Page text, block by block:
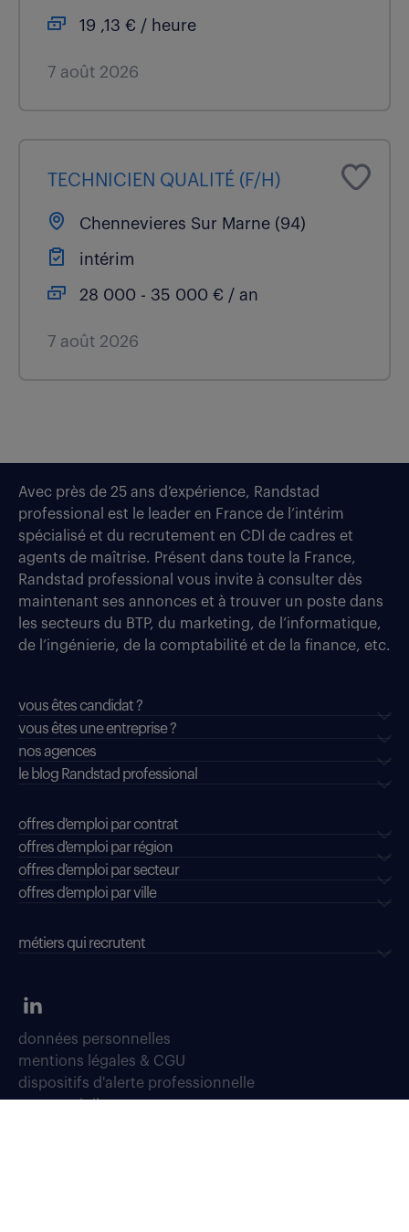
19 ,13 € / heure
7 août 2026
TECHNICIEN QUALITÉ (F/H)
Chennevieres Sur Marne (94)
intérim
28 000 - 35 000 € / an
7 août 2026
Avec près de 25 ans d’expérience, Randstad
professional est le leader en France de l’intérim
spécialisé et du recrutement en CDI de cadres et
agents de maîtrise. Présent dans toute la France,
Randstad professional vous invite à consulter dès
maintenant ses annonces et à trouver un poste dans
les secteurs du BTP, du marketing, de l’informatique,
de l’ingénierie, de la comptabilité et de la finance, etc.
vous êtes candidat ?
vous êtes une entreprise ?
nos agences
le blog Randstad professional
offres d'emploi par contrat
offres d'emploi par région
offres d'emploi par secteur
offres d’emploi par ville
métiers qui recrutent
données personnelles
mentions légales & CGU
dispositifs d'alerte professionnelle